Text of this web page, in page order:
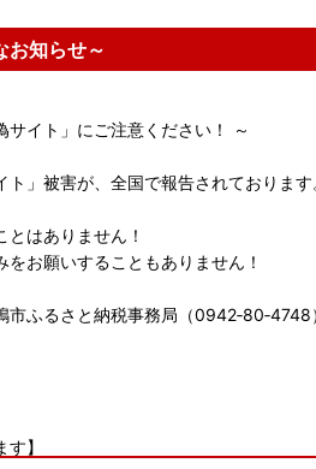
お知らせ～
サイト」にご注意ください！ ～
」被害が、全国で報告されております
はありません！
お願いすることもありません！
ふるさと納税事務局（0942‐80‐4748
】